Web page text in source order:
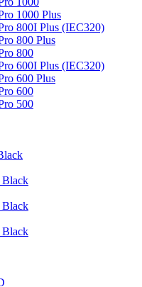
1000 Plus
800I Plus (IEC320)
800 Plus
800
600I Plus (IEC320)
600 Plus
600
500
Black
Black
Black